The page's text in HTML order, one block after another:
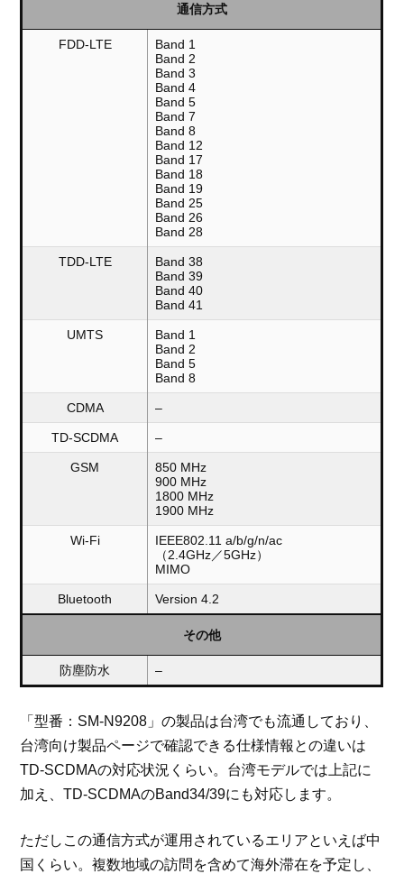
通信方式
FDD-LTE
Band 1
Band 2
Band 3
Band 4
Band 5
Band 7
Band 8
Band 12
Band 17
Band 18
Band 19
Band 25
Band 26
Band 28
TDD-LTE
Band 38
Band 39
Band 40
Band 41
UMTS
Band 1
Band 2
Band 5
Band 8
CDMA –
TD-SCDMA –
GSM
850 MHz
900 MHz
1800 MHz
1900 MHz
Wi-Fi
IEEE802.11 a/b/g/n/ac
（2.4GHz／5GHz）
MIMO
Bluetooth Version 4.2
その他
防塵防水 –
「型番：SM-N9208」の製品は台湾でも流通しており、
台湾向け製品ページで確認できる仕様情報との違いは
TD-SCDMAの対応状況くらい。台湾モデルでは上記に
加え、TD-SCDMAのBand34/39にも対応します。
ただしこの通信方式が運用されているエリアといえば中
国くらい。複数地域の訪問を含めて海外滞在を予定し、